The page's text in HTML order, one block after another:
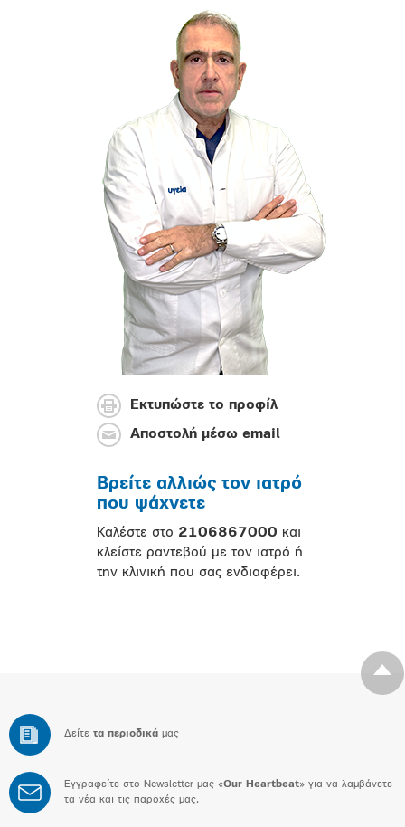
Εκτυπώστε το προφίλ
Αποστολή μέσω email
Βρείτε αλλιώς τον ιατρό
που ψάχνετε
Καλέστε στο 2106867000 και
κλείστε ραντεβού με τον ιατρό ή
την κλινική που σας ενδιαφέρει.
Δείτε τα περιοδικά μας
Εγγραφείτε στο Newsletter μας «Our Heartbeat» για να λαμβάνετε
τα νέα και τις παροχές μας.